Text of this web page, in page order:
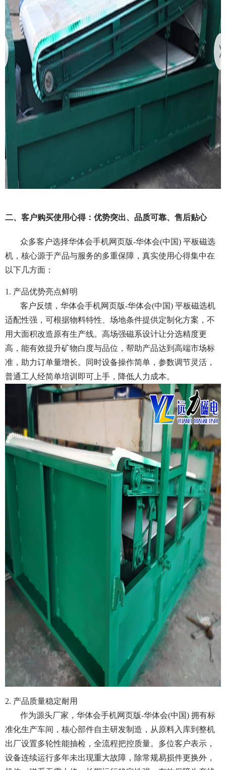
二、客户购买使用心得：优势突出、品质可靠、售后贴心
众多客户选择华体会手机网页版-华体会(中国) 平板磁选
机，核心源于产品与服务的多重保障，真实使用心得集中在
以下几方面：
1. 产品优势亮点鲜明
客户反馈，华体会手机网页版-华体会(中国) 平板磁选机
适配性强，可根据物料特性、场地条件提供定制化方案，不
用大面积改造原有生产线。高场强磁系设计让分选精度更
高，能有效提升矿物白度与品位，帮助产品达到高端市场标
准，助力订单量增长。同时设备操作简单，参数调节灵活，
普通工人经简单培训即可上手，降低人力成本。
2. 产品质量稳定耐用
作为源头厂家，华体会手机网页版-华体会(中国) 拥有标
准化生产车间，核心部件自主研发制造，从原料入库到整机
出厂设置多轮性能抽检，全流程把控质量。多位客户表示，
设备连续运行多年未出现重大故障，除常规易损件更换外，